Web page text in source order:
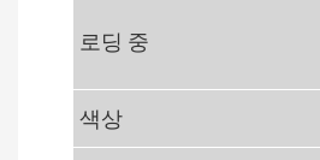
로딩 중
색상